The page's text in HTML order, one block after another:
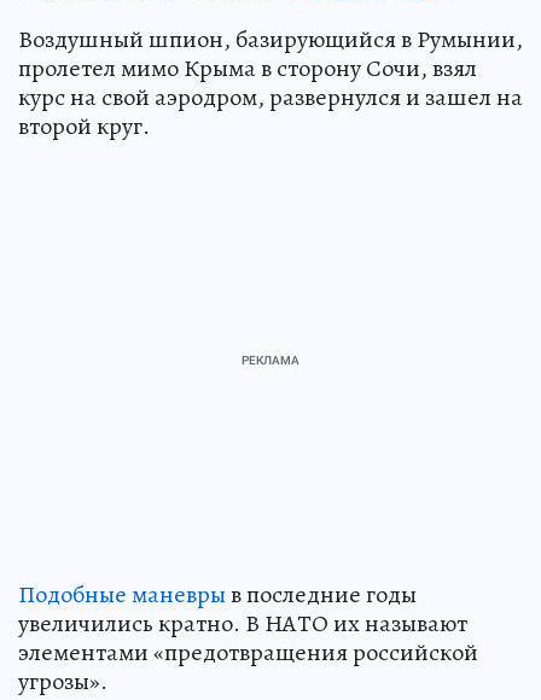
Воздушный шпион, базирующийся в Румынии,
пролетел мимо Крыма в сторону Сочи, взял
курс на свой аэродром, развернулся и зашел на
второй круг.
Подобные маневрыв последние годы
увеличились кратно. В НАТО их называют
элементами «предотвращения российской
угрозы».